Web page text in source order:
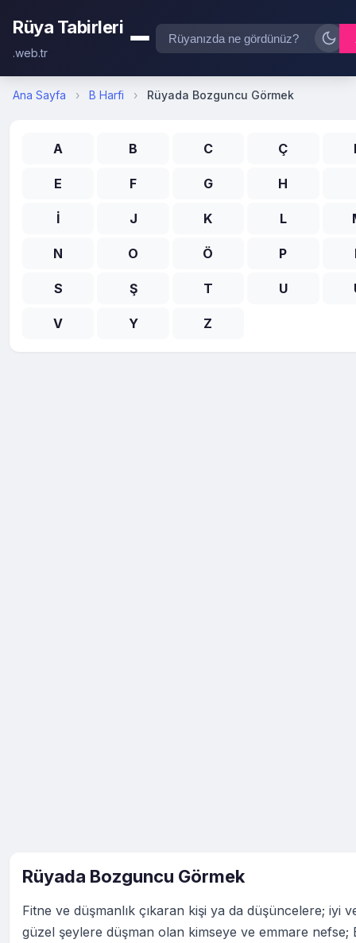
Rüya Tabirleri
.web.tr
Ana Sayfa › B Harfi › Rüyada Bozguncu Görmek
A B C Ç
E F G H
İ J K L
N O Ö P
S Ş T U
V Y Z
Rüyada Bozguncu Görmek
Fitne ve düşmanlık çıkaran kişi ya da düşüncelere; iyi
güzel şeylere düşman olan kimseye ve emmare nefse;